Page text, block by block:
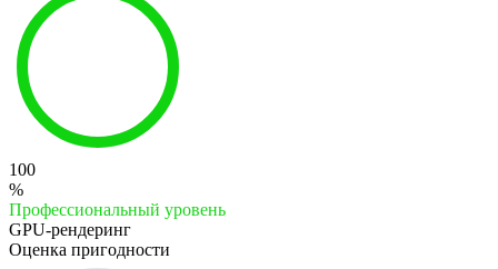
100
%
Профессиональный уровень
GPU-рендеринг
Оценка пригодности